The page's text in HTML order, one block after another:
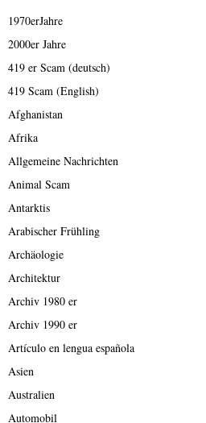
1970erJahre
2000er Jahre
419 er Scam (deutsch)
419 Scam (English)
Afghanistan
Afrika
Allgemeine Nachrichten
Animal Scam
Antarktis
Arabischer Frühling
Archäologie
Architektur
Archiv 1980 er
Archiv 1990 er
Artículo en lengua española
Asien
Australien
Automobil